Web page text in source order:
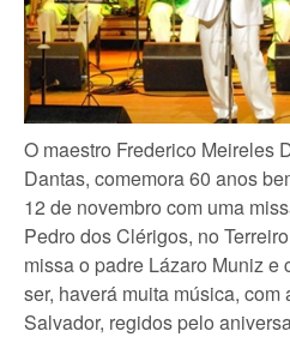
O maestro Frederico Meireles
Dantas, comemora 60 anos
12 de novembro com uma
Pedro dos Clérigos, no
missa o padre Lázaro Muniz
ser, haverá muita música,
Salvador, regidos pelo